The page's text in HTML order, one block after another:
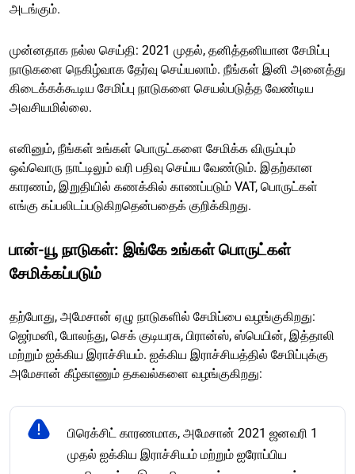
அடங்கும்.
முன்னதாக நல்ல செய்தி: 2021 முதல், தனித்தனியான சேமிப்பு
நாடுகளை நெகிழ்வாக தேர்வு செய்யலாம். நீங்கள் இனி அனைத்து
கிடைக்கக்கூடிய சேமிப்பு நாடுகளை செயல்படுத்த வேண்டிய
அவசியமில்லை.
எனினும், நீங்கள் உங்கள் பொருட்களை சேமிக்க விரும்பும்
ஒவ்வொரு நாட்டிலும் வரி பதிவு செய்ய வேண்டும். இதற்கான
காரணம், இறுதியில் கணக்கில் காணப்படும் VAT, பொருட்கள்
எங்கு கப்பலிடப்படுகிறதென்பதைக் குறிக்கிறது.
பான்-யூ நாடுகள்: இங்கே உங்கள் பொருட்கள்
சேமிக்கப்படும்
தற்போது, அமேசான் ஏழு நாடுகளில் சேமிப்பை வழங்குகிறது:
ஜெர்மனி, போலந்து, செக் குடியரசு, பிரான்ஸ், ஸ்பெயின், இத்தாலி
மற்றும் ஐக்கிய இராச்சியம். ஐக்கிய இராச்சியத்தில் சேமிப்புக்கு
அமேசான் கீழ்காணும் தகவல்களை வழங்குகிறது:
பிரெக்சிட் காரணமாக, அமேசான் 2021 ஜனவரி 1
முதல் ஐக்கிய இராச்சியம் மற்றும் ஐரோப்பிய